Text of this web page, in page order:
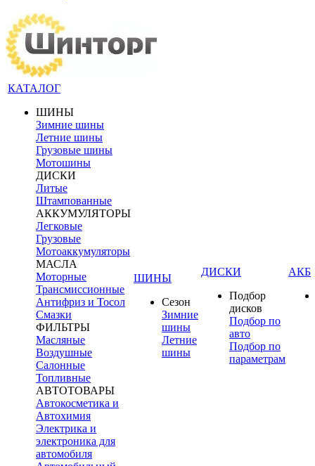
КАТАЛОГ
ШИНЫ
Зимние шины
Летние шины
Грузовые шины
Мотошины
ДИСКИ
Литые
Штампованные
АККУМУЛЯТОРЫ
Легковые
Грузовые
Мотоаккумуляторы
МАСЛА
Моторные
Трансмиссионные
Антифриз и Тосол
Смазки
ФИЛЬТРЫ
Масляные
Воздушные
Салонные
Топливные
АВТОТОВАРЫ
Автокосметика и
Автохимия
Электрика и
электроника для
автомобиля
ШИНЫ
Сезон
Зимние
шины
Летние
шины
ДИСКИ
Подбор
дисков
Подбор по
авто
Подбор по
параметрам
АКБ